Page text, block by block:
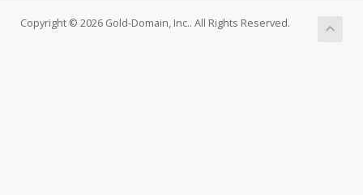
Copyright © 2026 Gold-Domain, Inc.. All Rights Reserved.